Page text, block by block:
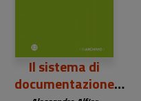
Il sistema di
documentazione